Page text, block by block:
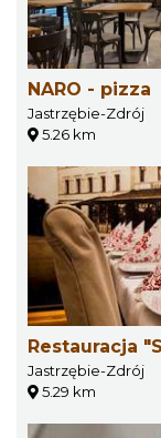
NARO - pizza
Jastrzębie-Zdrój
5.26 km
Restauracja
Jastrzębie-Zdrój
5.29 km